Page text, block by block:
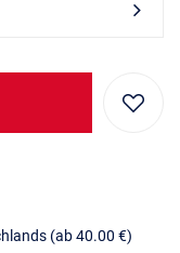
(ab 40.00 €)